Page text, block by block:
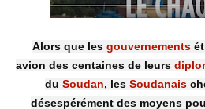
Alors que les gouvernements
avion des centaines de leurs
du Soudan, les Soudanais
désespérément des moyens